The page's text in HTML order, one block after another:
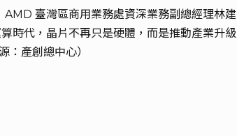
AMD 臺灣區商用業務處資深業務副總經理林建
時代，晶片不再只是硬體，而是推動產業升級
：產創總中心）